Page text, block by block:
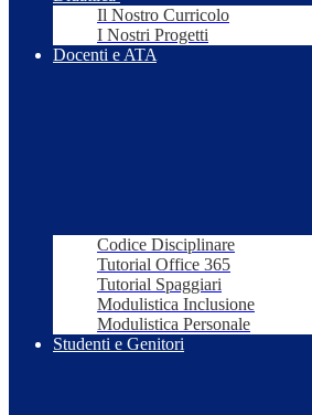
Il Nostro Curricolo
I Nostri Progetti
Docenti e ATA
Codice Disciplinare
Tutorial Office 365
Tutorial Spaggiari
Modulistica Inclusione
Modulistica Personale
Studenti e Genitori